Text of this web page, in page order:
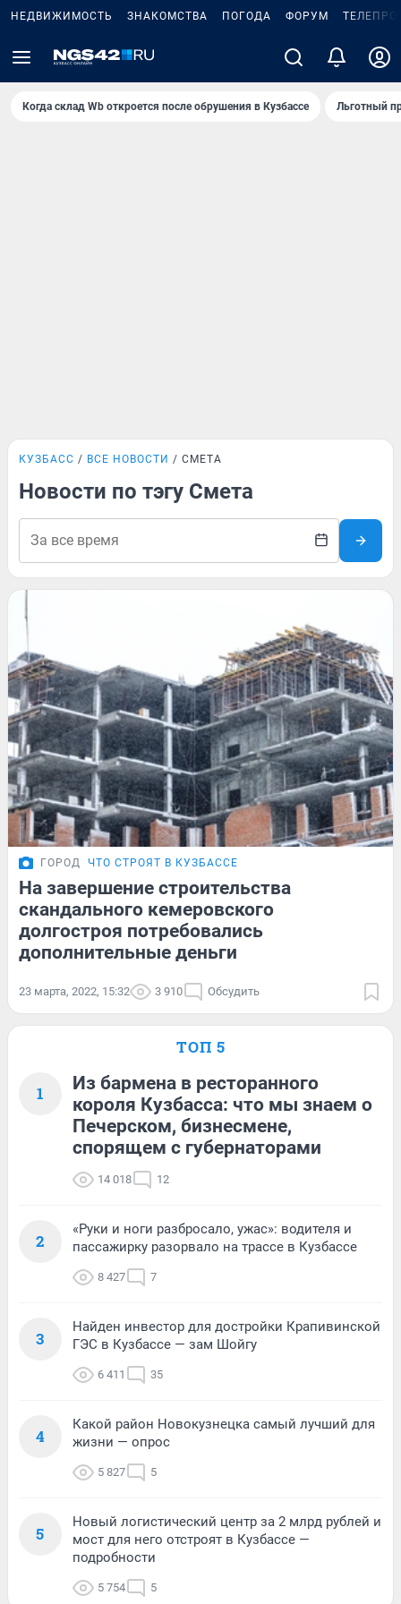
НЕДВИЖИМОСТЬ ЗНАКОМСТВА ПОГОДА ФОРУМ
Когда склад Wb откроется после обрушения в Кузбассе Льготный
КУЗБАСС ВСЕ НОВОСТИ СМЕТА
Новости по тэгу Смета
ГОРОД ЧТО СТРОЯТ В КУЗБАССЕ
На завершение строительства
скандального кемеровского
долгостроя потребовались
дополнительные деньги
23 марта, 2022, 15:32 3 910 Обсудить
ТОП 5
1
Из бармена в ресторанного
короля Кузбасса: что мы знаем о
Печерском, бизнесмене,
спорящем с губернаторами
14 018 12
2
«Руки и ноги разбросало, ужас»: водителя и
пассажирку разорвало на трассе в Кузбассе
8 427 7
3
Найден инвестор для достройки Крапивинской
ГЭС в Кузбассе — зам Шойгу
6 411 35
4
Какой район Новокузнецка самый лучший для
жизни — опрос
5 827 5
5
Новый логистический центр за 2 млрд рублей и
мост для него отстроят в Кузбассе —
подробности
5 754 5